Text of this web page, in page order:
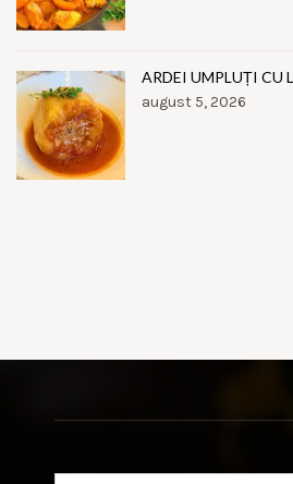
ARDEI UMPLUȚI CU
august 5, 2026
Search